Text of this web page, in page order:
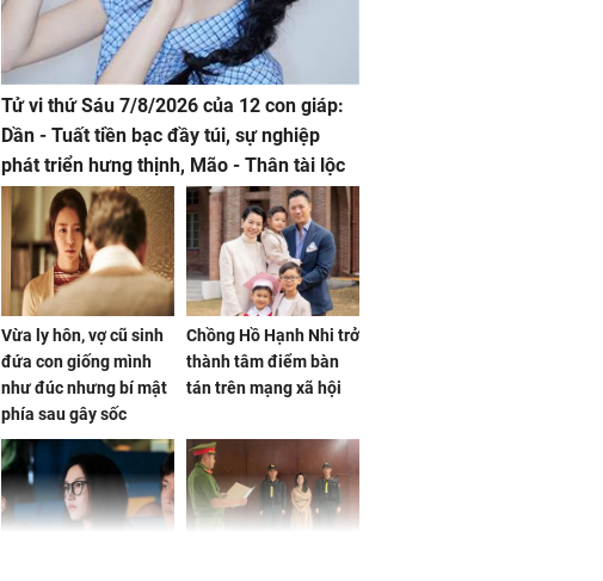
Tử vi thứ Sáu 7/8/2026 của 12 con giáp:
Dần - Tuất tiền bạc đầy túi, sự nghiệp
phát triển hưng thịnh, Mão - Thân tài lộc
ảm đạm, mọi sự khó thành công mỹ mãn
Vừa ly hôn, vợ cũ sinh
đứa con giống mình
như đúc nhưng bí mật
phía sau gây sốc
Chồng Hồ Hạnh Nhi trở
thành tâm điểm bàn
tán trên mạng xã hội